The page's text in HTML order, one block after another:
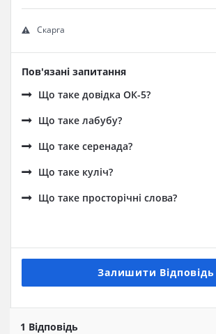
Скарга
Пов'язані запитання
Що таке довідка ОК-5?
Що таке лабубу?
Що таке серенада?
Що таке куліч?
Що таке просторічні слова?
Залишити Відповідь
1 Відповідь